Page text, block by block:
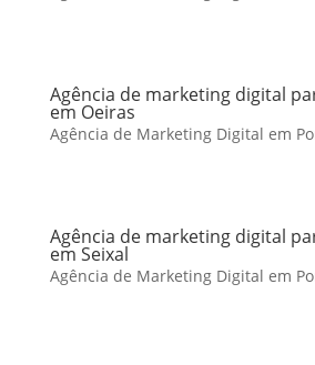
Agência de marketing digital
em Oeiras
Agência de Marketing Digital em
Agência de marketing digital
em Seixal
Agência de Marketing Digital em